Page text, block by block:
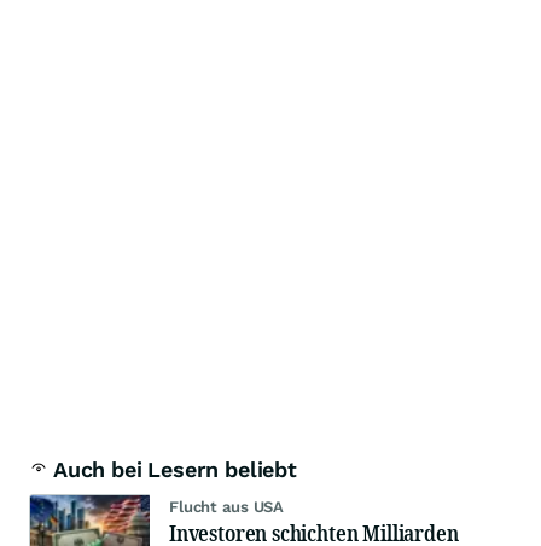
Auch bei Lesern beliebt
Flucht aus USA
Investoren schichten Milliarden